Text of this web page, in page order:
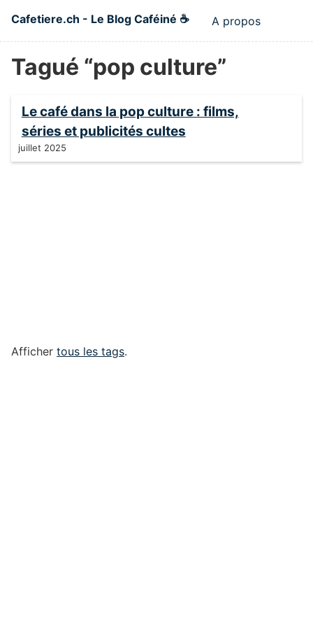
Cafetiere.ch - Le Blog Caféiné ☕
Top level
A propos
Tagué “pop culture”
Le café dans la pop culture : films,
séries et publicités cultes
juillet 2025
Afficher tous les tags.